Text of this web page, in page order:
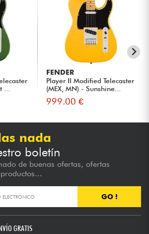
...
FENDER
Player II Modified Telecaster
(MEX, MN) - Sunshine...
999.00 €
nada
boletín
de buenas ofertas, ofertas
GO !
GRATIS